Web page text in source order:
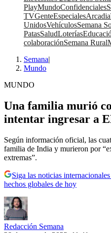
PlayMundoConfidenciales
TVGenteEspecialesArcadia
UnidosVehículosSemana
PatasSaludLoterías
colaboraciónSemana Rural
Semana|
Mundo
MUNDO
Una familia murió
intentar ingresar a
Según información oficial, las
familia de India y murieron por
extremas”.
Siga las noticias
hechos globales de hoy
Redacción Semana